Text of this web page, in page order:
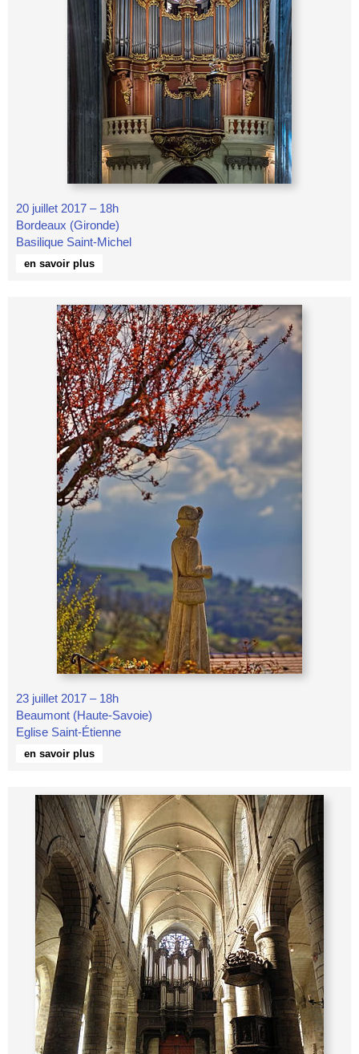
20 juillet 2017 – 18h
Bordeaux (Gironde)
Basilique Saint-Michel
en savoir plus
23 juillet 2017 – 18h
Beaumont (Haute-Savoie)
Eglise Saint-Étienne
en savoir plus